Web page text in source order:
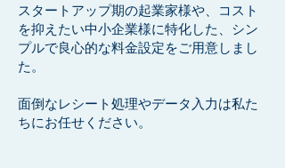
スタートアップ期の起業家様や、コスト
を抑えたい中小企業様に特化した、シン
プルで良心的な料金設定をご用意しまし
た。
面倒なレシート処理やデータ入力は私た
ちにお任せください。